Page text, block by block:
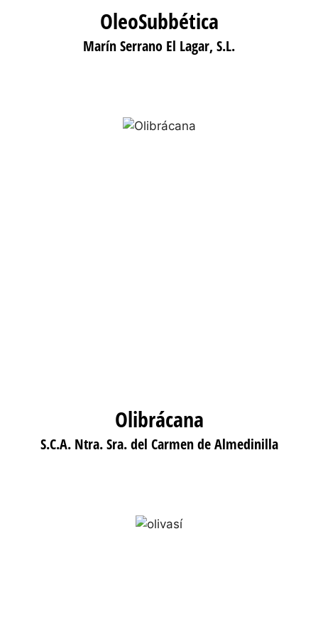
OleoSubbética
Marín Serrano El Lagar, S.L.
Olibrácana
S.C.A. Ntra. Sra. del Carmen de Almedinilla